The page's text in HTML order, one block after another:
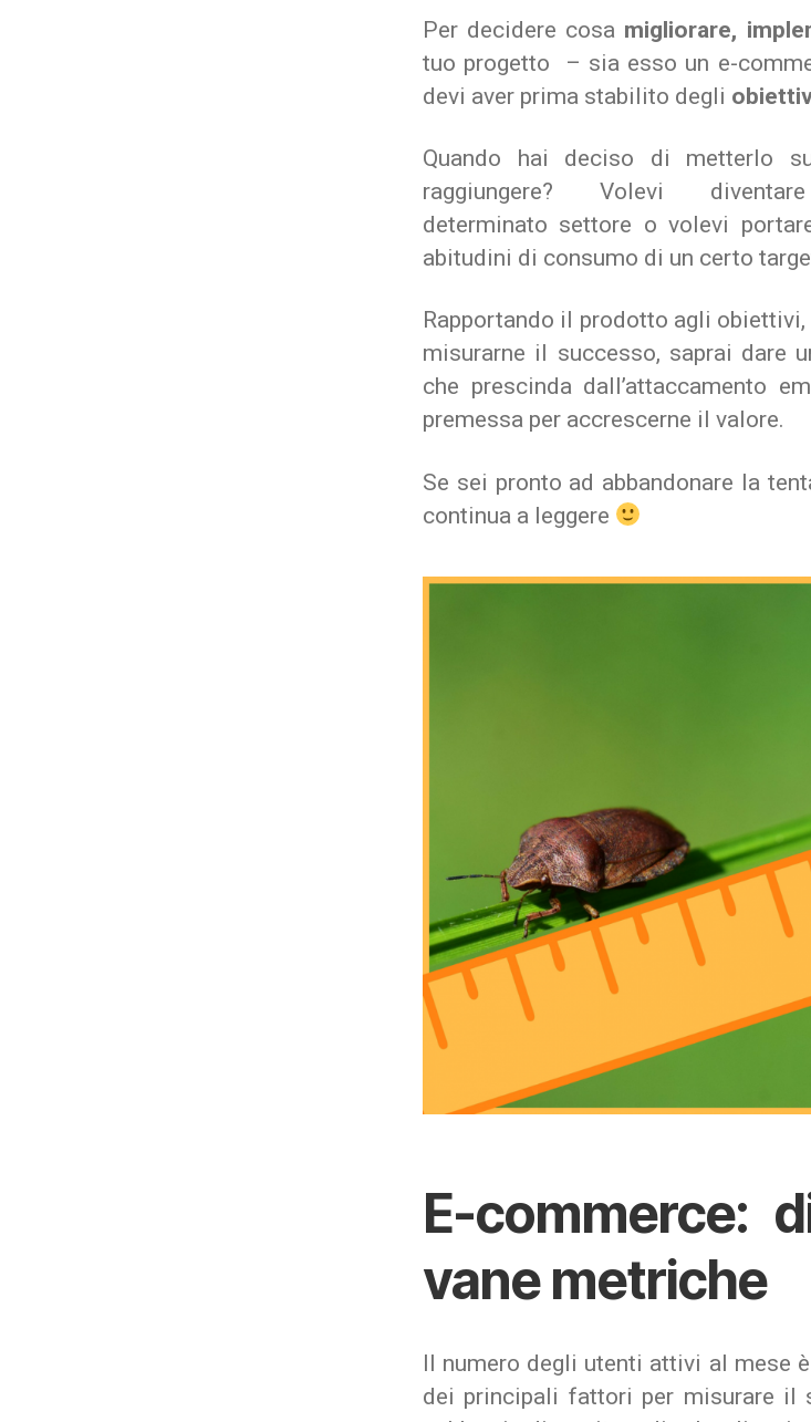
Per decidere cosa migliorare,
tuo progetto – sia esso un e-
devi aver prima stabilito degli
Quando hai deciso di metterlo
raggiungere? Volevi
determinato settore o volevi
abitudini di consumo di un certo
Rapportando il prodotto agli
misurarne il successo, saprai dare
che prescinda dall’attaccamento
premessa per accrescerne il valore.
Se sei pronto ad abbandonare la
continua a leggere
E-commerce:
vane metriche
Il numero degli utenti attivi al mese
dei principali fattori per misurare il